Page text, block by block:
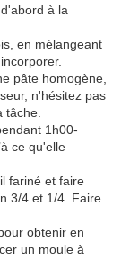
à la
en mélangeant
pâte homogène,
n'hésitez pas
tâche.
1h00-
ce qu'elle
fariné et faire
3/4 et 1/4. Faire
obtenir en
un moule à